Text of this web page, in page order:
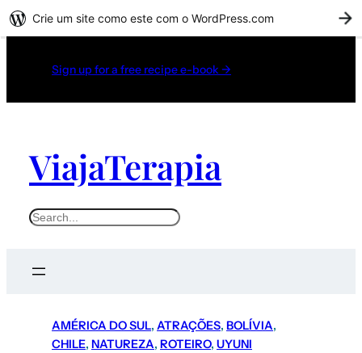
Sign up for a free recipe e-book →
ViajaTerapia
Search
AMÉRICA DO SUL, ATRAÇÕES, BOLÍVIA
CHILE, NATUREZA, ROTEIRO, UYUNI
Crie um site como este com o WordPress.com